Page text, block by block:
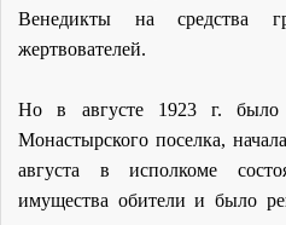
Венедикты на средства
жертвователей.
Но в августе 1923 г. было
Монастырского поселка,
августа в исполкоме
имущества обители и было